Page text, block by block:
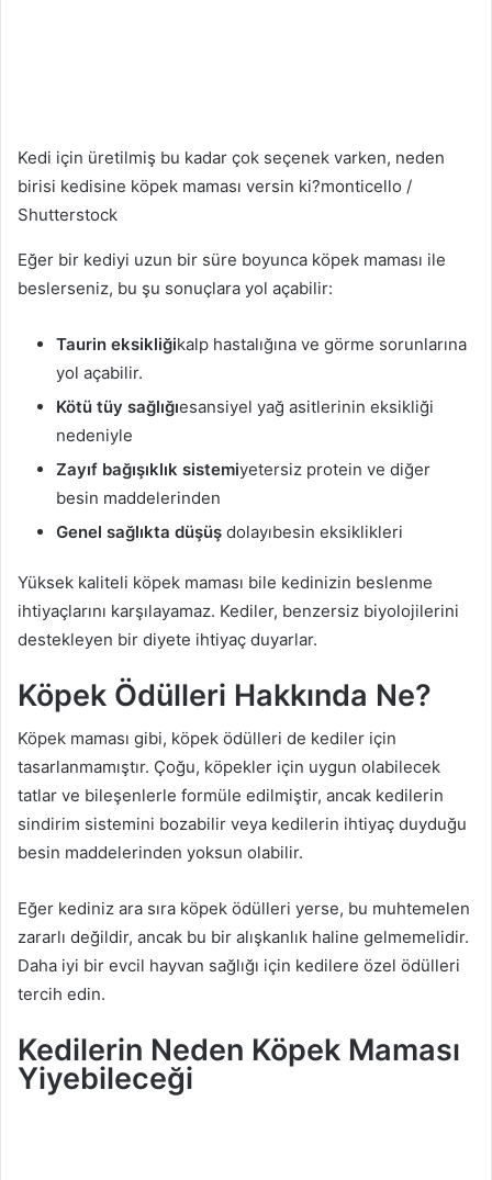
Kedi için üretilmiş bu kadar çok seçenek varken, neden
birisi kedisine köpek maması versin ki?monticello /
Shutterstock
Eğer bir kediyi uzun bir süre boyunca köpek maması ile
beslerseniz, bu şu sonuçlara yol açabilir:
Taurin eksikliğikalp hastalığına ve görme sorunlarına
yol açabilir.
Kötü tüy sağlığıesansiyel yağ asitlerinin eksikliği
nedeniyle
Zayıf bağışıklık sistemiyetersiz protein ve diğer
besin maddelerinden
Genel sağlıkta düşüş dolayıbesin eksiklikleri
Yüksek kaliteli köpek maması bile kedinizin beslenme
ihtiyaçlarını karşılayamaz. Kediler, benzersiz biyolojilerini
destekleyen bir diyete ihtiyaç duyarlar.
Köpek Ödülleri Hakkında Ne?
Köpek maması gibi, köpek ödülleri de kediler için
tasarlanmamıştır. Çoğu, köpekler için uygun olabilecek
tatlar ve bileşenlerle formüle edilmiştir, ancak kedilerin
sindirim sistemini bozabilir veya kedilerin ihtiyaç duyduğu
besin maddelerinden yoksun olabilir.
Eğer kediniz ara sıra köpek ödülleri yerse, bu muhtemelen
zararlı değildir, ancak bu bir alışkanlık haline gelmemelidir.
Daha iyi bir evcil hayvan sağlığı için kedilere özel ödülleri
tercih edin.
Kedilerin Neden Köpek Maması
Yiyebileceği